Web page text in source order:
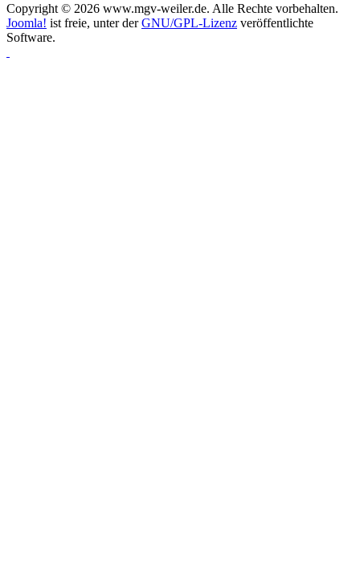
Copyright © 2026 www.mgv-weiler.de. Alle Rechte vorbehalten.
Joomla! ist freie, unter derGNU/GPL-Lizenz veröffentlichte
Software.